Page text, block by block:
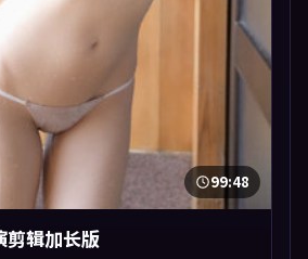
99:48
辑加长版